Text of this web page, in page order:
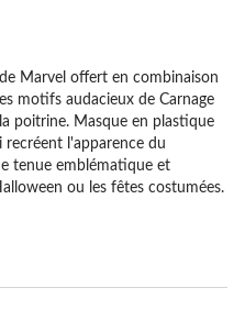
Marvel offert en combinaison
motifs audacieux de Carnage
poitrine. Masque en plastique
l'apparence du
tenue emblématique et
ou les fêtes costumées.